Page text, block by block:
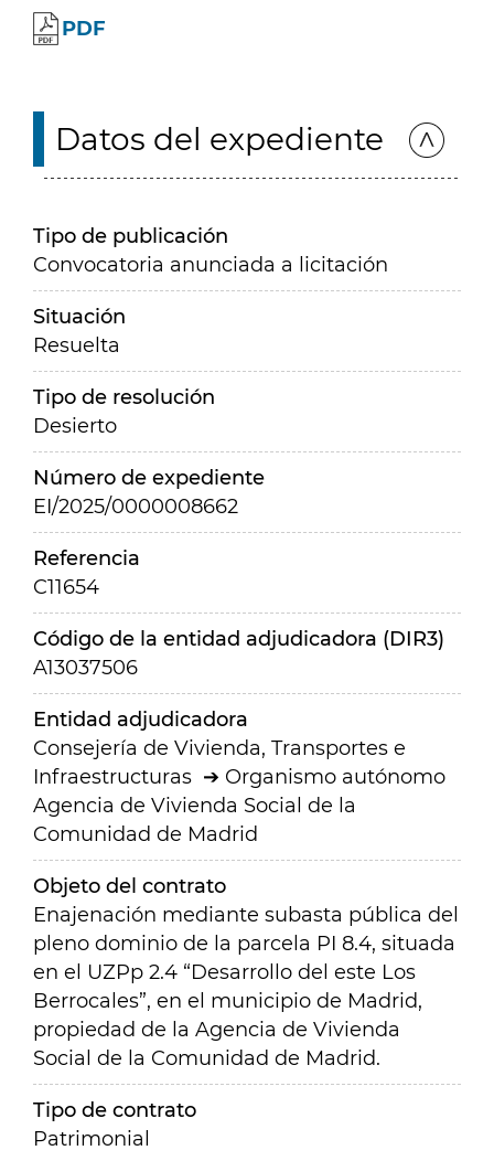
PDF
Datos del expediente
Tipo de publicación
Convocatoria anunciada a licitación
Situación
Resuelta
Tipo de resolución
Desierto
Número de expediente
EI/2025/0000008662
Referencia
C11654
Código de la entidad adjudicadora (DIR3)
A13037506
Entidad adjudicadora
Consejería de Vivienda, Transportes e
Infraestructuras
Organismo autónomo
Agencia de Vivienda Social de la
Comunidad de Madrid
Objeto del contrato
Enajenación mediante subasta pública del
pleno dominio de la parcela PI 8.4, situada
en el UZPp 2.4 “Desarrollo del este Los
Berrocales”, en el municipio de Madrid,
propiedad de la Agencia de Vivienda
Social de la Comunidad de Madrid.
Tipo de contrato
Patrimonial